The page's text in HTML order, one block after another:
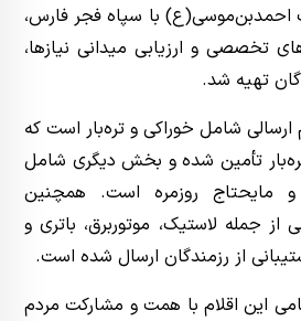
با سپاه فجر فارس،
تخصصی و ارزیابی میدانی نیازها،
تهیه شد.
ارسالی شامل خوراکی و تره‌بار است که
تأمین شده و بخش دیگری شامل
و مایحتاج روزمره است. همچنین
جمله لاستیک، موتوربرق، باتری و
از رزمندگان ارسال شده است.
این اقلام با همت و مشارکت مردم